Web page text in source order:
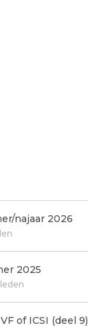
najaar 2026
2025
of ICSI (deel 9)